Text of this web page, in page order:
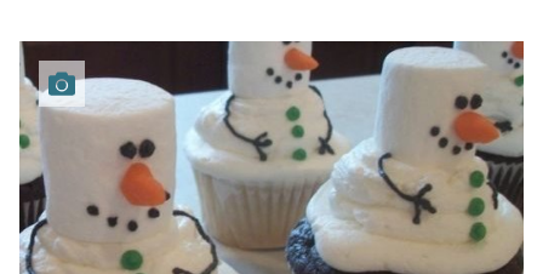
ukrepati, kdaj k zdravniku, kako jih zdraviti, kako jih
preprečiti …